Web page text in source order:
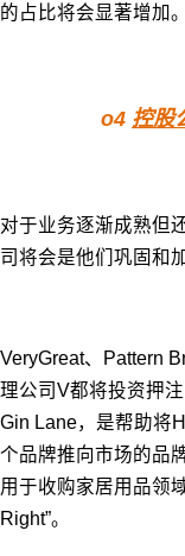
的占比将会显著增加。
o4 控股
对于业务逐渐成熟但
司将会是他们巩固和
VeryGreat、Pattern
理公司V都将投资押
Gin Lane，是帮助将
个品牌推向市场的品
用于收购家居用品领
Right”。